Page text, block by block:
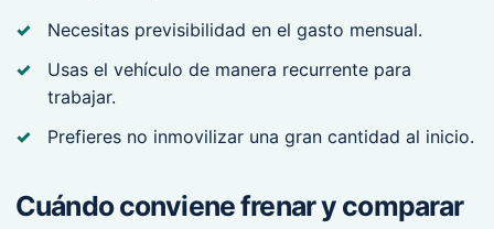
Necesitas previsibilidad en el gasto mensual.
Usas el vehículo de manera recurrente para
trabajar.
Prefieres no inmovilizar una gran cantidad al inicio.
Cuándo conviene frenar y comparar